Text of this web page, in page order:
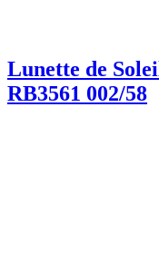
Lunette de
RB3561 002/58